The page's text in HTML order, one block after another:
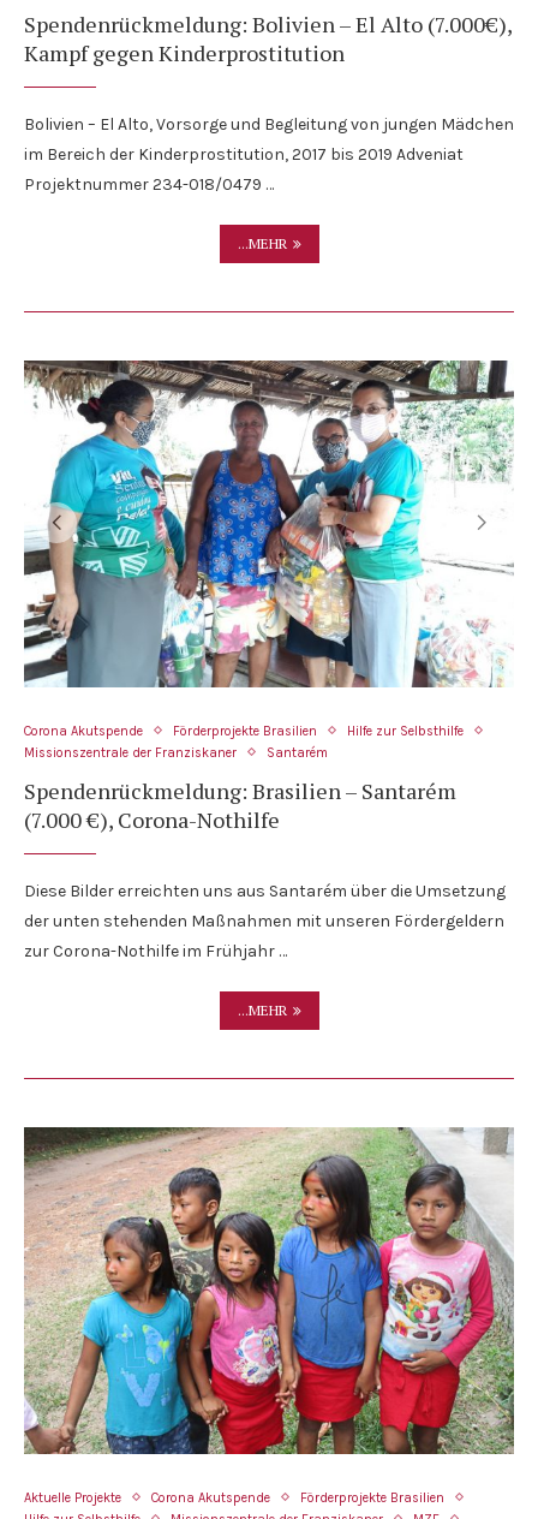
Spendenrückmeldung: Bolivien – El Alto (7.000€),
Kampf gegen Kinderprostitution
Bolivien – El Alto, Vorsorge und Begleitung von jungen Mädchen
im Bereich der Kinderprostitution, 2017 bis 2019 Adveniat
Projektnummer 234-018/0479 …
...MEHR
Corona Akutspende Förderprojekte Brasilien
Hilfe zur Selbsthilfe
Missionszentrale der Franziskaner
Santarém
Spendenrückmeldung: Brasilien – Santarém
(7.000 €), Corona-Nothilfe
Diese Bilder erreichten uns aus Santarém über die Umsetzung
der unten stehenden Maßnahmen mit unseren Fördergeldern
zur Corona-Nothilfe im Frühjahr …
...MEHR
Aktuelle Projekte Corona Akutspende
Förderprojekte Brasilien